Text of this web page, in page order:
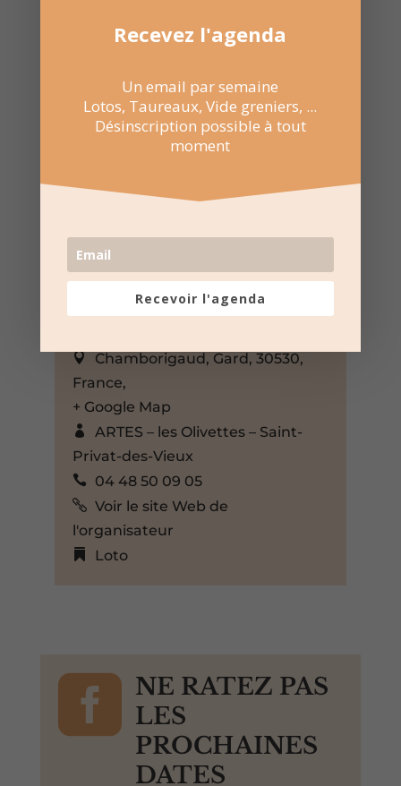
18 Jan 2026
15:00 au 18:00
Salle Polyvalente de
Chamborigaud, Gard, 30530,
France,
+ Google Map
ARTES – les Olivettes – Saint-
Privat-des-Vieux
04 48 50 09 05
Voir le site Web de
l'organisateur
Loto

NE RATEZ PAS
LES
PROCHAINES
DATES
Recevez l'agenda
Un email par semaine
Lotos, Taureaux, Vide greniers, ...
Désinscription possible à tout
moment
Recevoir l'agenda